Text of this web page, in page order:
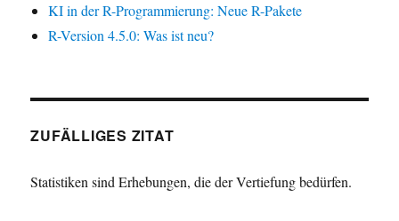
KI in der R-Programmierung: Neue R-Pakete
R-Version 4.5.0: Was ist neu?
ZUFÄLLIGES ZITAT
Statistiken sind Erhebungen, die der Vertiefung bedürfen.